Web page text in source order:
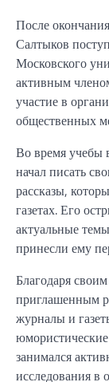
После
Салтыков
Московского
активным
участие в
общественных
Во время учебы
начал писать
рассказы,
газетах. Его
актуальные
принесли ему
Благодаря
приглашенным
журналы и
занимался
исследования в